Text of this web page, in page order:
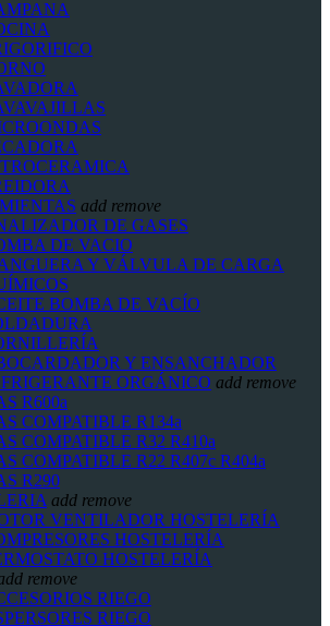
add remove
DE GASES
DE VACIO
Y VÁLVULA DE CARGA
BOMBA DE VACÍO
Y ENSANCHADOR
ORGÁNICO add remove
R600a
COMPATIBLE R134a
COMPATIBLE R32 R410a
COMPATIBLE R22 R407c R404a
R290
add remove
VENTILADOR HOSTELERÍA
HOSTELERÍA
HOSTELERÍA
remove
RIEGO
RIEGO